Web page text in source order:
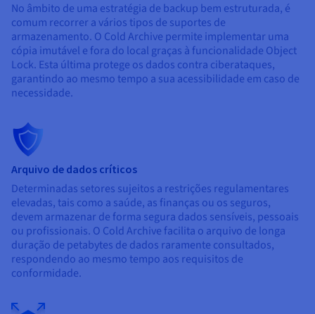
No âmbito de uma estratégia de backup bem estruturada, é
comum recorrer a vários tipos de suportes de
armazenamento. O Cold Archive permite implementar uma
cópia imutável e fora do local graças à funcionalidade Object
Lock. Esta última protege os dados contra ciberataques,
garantindo ao mesmo tempo a sua acessibilidade em caso de
necessidade.
Arquivo de dados críticos
Determinadas setores sujeitos a restrições regulamentares
elevadas, tais como a saúde, as finanças ou os seguros,
devem armazenar de forma segura dados sensíveis, pessoais
ou profissionais. O Cold Archive facilita o arquivo de longa
duração de petabytes de dados raramente consultados,
respondendo ao mesmo tempo aos requisitos de
conformidade.